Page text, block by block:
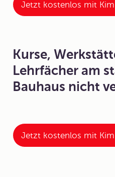
Jetzt kostenlos mit
Kurse,
Lehrfächer am
Bauhaus nicht
Jetzt kostenlos mit